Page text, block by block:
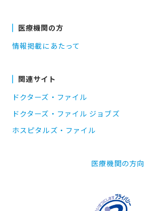
医療機関の方
情報掲載にあたって
関連サイト
ドクターズ・ファイル
ドクターズ・ファイル ジョブズ
ホスピタルズ・ファイル
医療機関の方